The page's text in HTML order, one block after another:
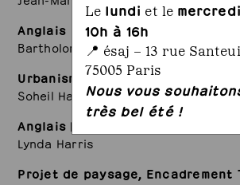
Le lundi et le mercredi
10h à 16h
📍 ésaj – 13 rue
75005 Paris
Nous vous
très bel été !
Anglais
Bartholomé Girard
Urbanisme et droit de
Soheil Hajmirbaba
Anglais | vocabulaire
Lynda Harris
Projet de paysage, Encadrement